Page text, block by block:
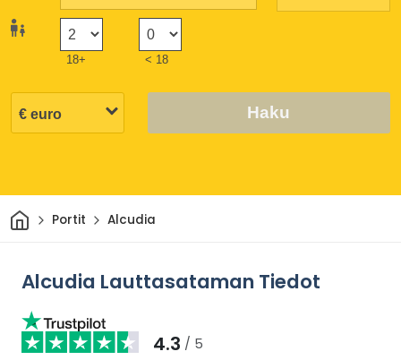
18+ < 18
Haku
KotiinPortit Alcudia
Alcudia Lauttasataman Tiedot
4.3 / 5